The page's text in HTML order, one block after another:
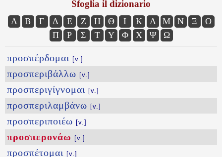
Sfoglia il dizionario
Α Β Γ Δ Ε Ζ Η Θ Ι Κ Λ Μ Ν Ξ
Ο
Π
Ρ Σ Τ Υ Φ Χ Ψ Ω
προσπέρδομαι [v.]
προσπεριβάλλω [v.]
προσπεριγίγνομαι [v.]
προσπεριλαμβάνω [v.]
προσπεριποιέω [v.]
προσπερονάω [v.]
προσπέτομαι [v.]